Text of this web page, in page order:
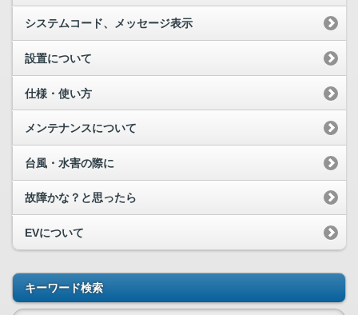
システムコード、メッセージ表示
設置について
仕様・使い方
メンテナンスについて
台風・水害の際に
故障かな？と思ったら
EVについて
キーワード検索